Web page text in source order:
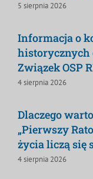
5 sierpnia 2026
Informacja o
historycznych
Związek OSP
4 sierpnia 2026
Dlaczego
„Pierwszy
życia liczą się
4 sierpnia 2026